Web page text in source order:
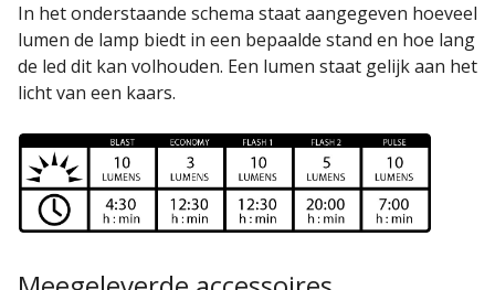
In het onderstaande schema staat aangegeven hoeveel
lumen de lamp biedt in een bepaalde stand en hoe lang
de led dit kan volhouden. Een lumen staat gelijk aan het
licht van een kaars.